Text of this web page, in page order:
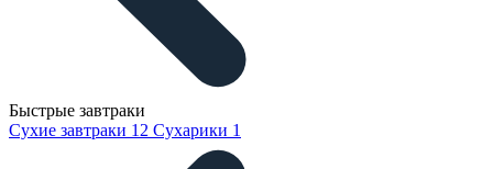
Быстрые завтраки
Сухие завтраки 12 Сухарики 1